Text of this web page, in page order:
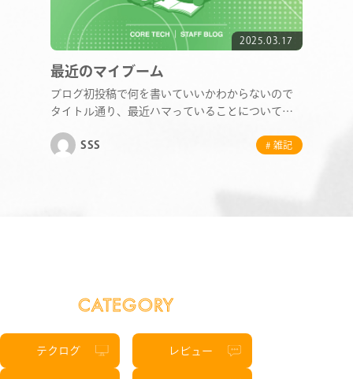
SERVICE
STAFF BLOG
2025.03.17
最近のマイブーム
ブログ初投稿で何を書いていいかわからないので
タイトル通り、最近ハマっていることについて書
SSS
# 雑記
CATEGORY
テクログ レビュー